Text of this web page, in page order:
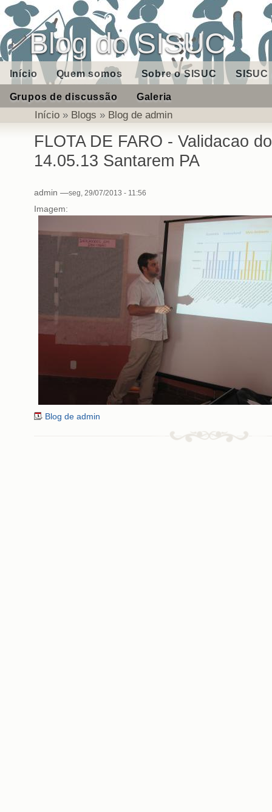
Blog do SISUC
Início Quem somos Sobre o SISUC SISUC
Grupos de discussão Galeria
Início» Blogs » Blog de admin
FLOTA DE FARO - Validacao
14.05.13 Santarem PA
admin —seg, 29/07/2013 - 11:56
Imagem:
Blog de admin